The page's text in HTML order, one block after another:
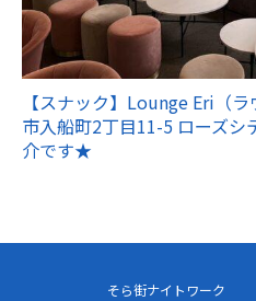
【スナック】Lounge Eri（
市入船町2丁目11-5 ローズシ
介です★
そら街ナイトワーク